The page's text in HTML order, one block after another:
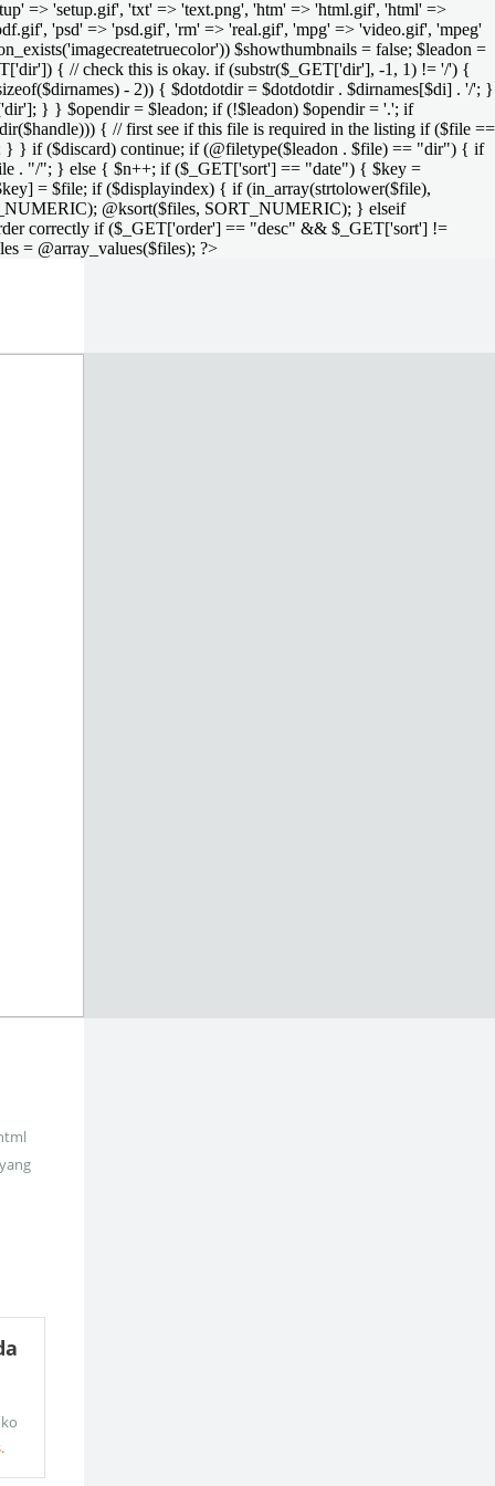
=> 'setup.gif', 'txt' => 'text.png', 'htm' => 'html.gif', 'html' =>
'psd' => 'psd.gif', 'rm' => 'real.gif', 'mpg' => 'video.gif', 'mpeg'
$showthumbnails = false; $leadon =
{ // check this is okay. if (substr($_GET['dir'], -1, 1) != '/') {
- 2)) { $dotdotdir = $dotdotdir . $dirnames[$di] . '/'; }
} } $opendir = $leadon; if (!$leadon) $opendir = '.'; if
{ // first see if this file is required in the listing if ($file ==
} } if ($discard) continue; if (@filetype($leadon . $file) == "dir") { if
. "/"; } else { $n++; if ($_GET['sort'] == "date") { $key =
= $file; if ($displayindex) { if (in_array(strtolower($file),
@ksort($files, SORT_NUMERIC); } elseif
correctly if ($_GET['order'] == "desc" && $_GET['sort'] !=
= @array_values($files); ?>
.